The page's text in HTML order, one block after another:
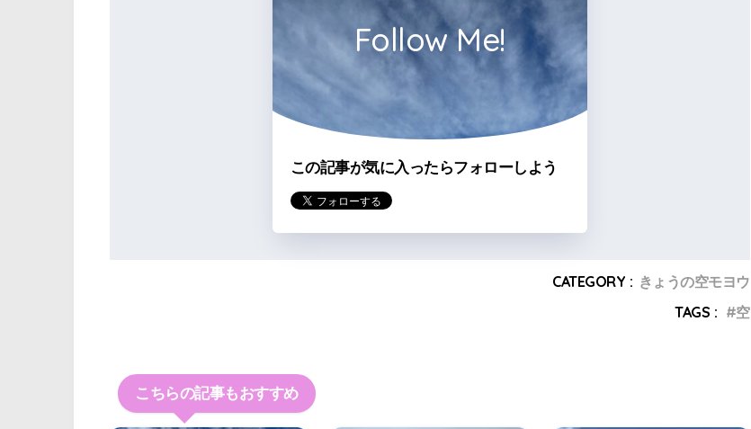
Follow Me!
この記事が気に入ったらフォローしよう
CATEGORY : きょうの空モヨウ
TAGS :
空
こちらの記事もおすすめ